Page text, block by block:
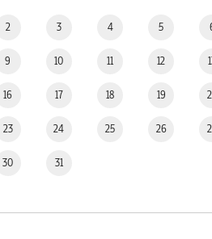
2 3 4 5
9 10 11 12
16 17 18 19
23 24 25 26
30 31